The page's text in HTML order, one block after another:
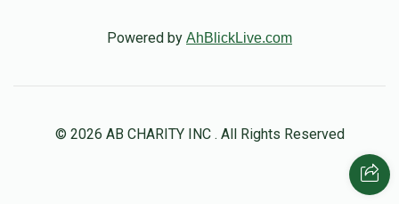
Powered by AhBlickLive.com
© 2026 AB CHARITY INC . All Rights Reserved